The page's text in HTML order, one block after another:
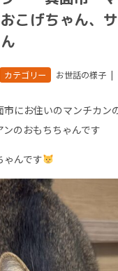
こげちゃん、
カテゴリー お世話の様子 |
市にお住いのマンチカン
のおもちちゃんです
ゃんです